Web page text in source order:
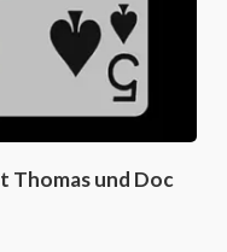
Thomas und Doc